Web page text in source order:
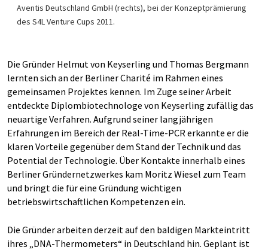
Aventis Deutschland GmbH (rechts), bei der Konzeptprämierung
des S4L Venture Cups 2011.
Die Gründer Helmut von Keyserling und Thomas Bergmann
lernten sich an der Berliner Charité im Rahmen eines
gemeinsamen Projektes kennen. Im Zuge seiner Arbeit
entdeckte Diplombiotechnologe von Keyserling zufällig das
neuartige Verfahren. Aufgrund seiner langjährigen
Erfahrungen im Bereich der Real-Time-PCR erkannte er die
klaren Vorteile gegenüber dem Stand der Technik und das
Potential der Technologie. Über Kontakte innerhalb eines
Berliner Gründernetzwerkes kam Moritz Wiesel zum Team
und bringt die für eine Gründung wichtigen
betriebswirtschaftlichen Kompetenzen ein.
Die Gründer arbeiten derzeit auf den baldigen Markteintritt
ihres „DNA-Thermometers“ in Deutschland hin. Geplant ist